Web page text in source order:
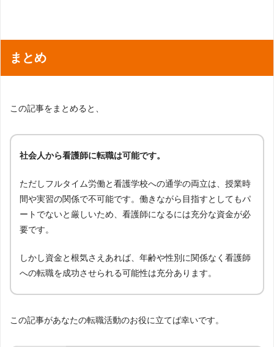
まとめ
この記事をまとめると、
社会人から看護師に転職は可能です。
ただしフルタイム労働と看護学校への通学の両立は、授業時
間や実習の関係で不可能です。働きながら目指すとしてもパ
ートでないと厳しいため、看護師になるには充分な資金が必
要です。
しかし資金と根気さえあれば、年齢や性別に関係なく看護師
への転職を成功させられる可能性は充分あります。
この記事があなたの転職活動のお役に立てば幸いです。